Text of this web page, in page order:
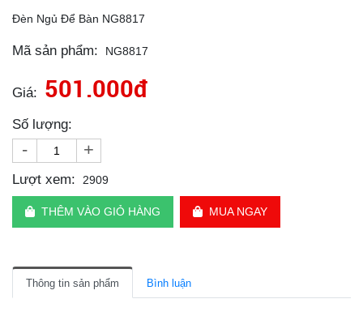
Đèn Ngủ Để Bàn NG8817
Mã sản phẩm: NG8817
Giá: 501.000đ
Số lượng:
- +
Lượt xem: 2909
THÊM VÀO GIỎ HÀNG MUA NGAY
Thông tin sản phẩm Bình luận